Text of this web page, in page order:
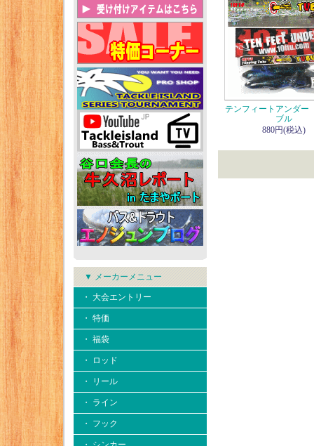
▼ メーカーメニュー
・ 大会エントリー
・ 特価
・ 福袋
・ ロッド
・ リール
・ ライン
・ フック
テンフィートアンダ
ブル
880円(税込)